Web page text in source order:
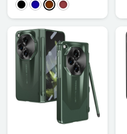
NegroAzul oscuro
CaféRojo oscuro